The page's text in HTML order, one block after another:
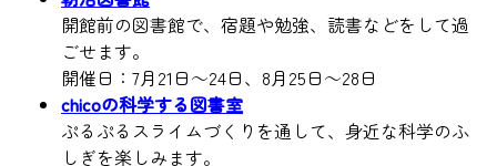
開館前の図書館で、宿題や勉強、読書などをして過
ごせます。
開催日：7月21日～24日、8月25日～28日
chicoの科学する図書室
ぷるぷるスライムづくりを通して、身近な科学のふ
しぎを楽しみます。